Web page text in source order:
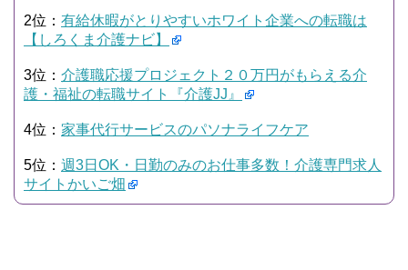
2位： 有給休暇がとりやすいホワイト企業への転職は
【しろくま介護ナビ】
3位： 介護職応援プロジェクト２０万円がもらえる介
護・福祉の転職サイト『介護JJ』
4位： 家事代行サービスのパソナライフケア
5位： 週3日OK・日勤のみのお仕事多数！介護専門求人
サイトかいご畑